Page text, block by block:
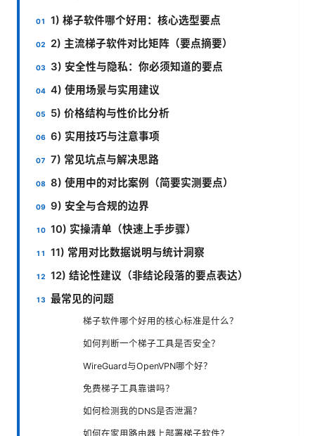
1) 梯子软件哪个好用：核心选型要点
2) 主流梯子软件对比矩阵（要点摘要）
3) 安全性与隐私：你必须知道的要点
4) 使用场景与实用建议
5) 价格结构与性价比分析
6) 实用技巧与注意事项
7) 常见坑点与解决思路
8) 使用中的对比案例（简要实测要点）
9) 安全与合规的边界
10) 实操清单（快速上手步骤）
11) 常用对比数据说明与统计洞察
12) 结论性建议（非结论段落的要点表达）
最常见的问题
梯子软件哪个好用的核心标准是什么？
如何判断一个梯子工具是否安全？
WireGuard与OpenVPN哪个好？
免费梯子工具靠谱吗？
如何检测我的DNS是否泄漏？
如何在家用路由器上部署梯子软件？